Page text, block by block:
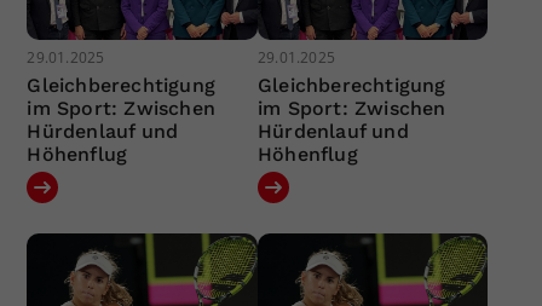
29.01.2025
Gleichberechtigung
im Sport: Zwischen
Hürdenlauf und
Höhenflug
29.01.2025
Gleichberechtigung
im Sport: Zwischen
Hürdenlauf und
Höhenflug